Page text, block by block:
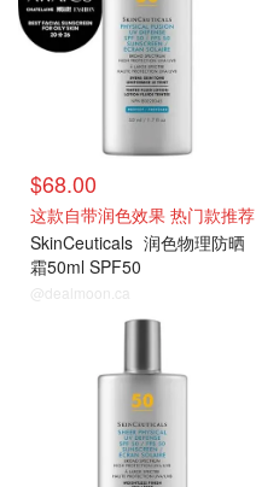
$68.00
这款自带润色效果 热门款推荐
SkinCeuticals 润色物理防晒
霜50ml SPF50
@dealmoon.ca